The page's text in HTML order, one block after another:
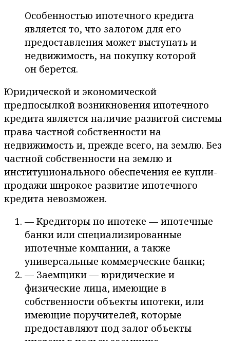
Особенностью ипотечного кредита
является то, что залогом для его
предоставления может выступать и
недвижимость, на покупку которой
он берется.
Юридической и экономической
предпосылкой возникновения ипотечного
кредита является наличие развитой системы
права частной собственности на
недвижимость и, прежде всего, на землю. Без
частной собственности на землю и
институционального обеспечения ее купли-
продажи широкое развитие ипотечного
кредита невозможен.
— Кредиторы по ипотеке — ипотечные
банки или специализированные
ипотечные компании, а также
универсальные коммерческие банки;
— Заемщики — юридические и
физические лица, имеющие в
собственности объекты ипотеки, или
имеющие поручителей, которые
предоставляют под залог объекты